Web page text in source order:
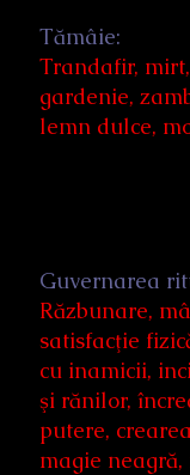
Tămâie:
Trandafir,
gardenie,
lemn dulce,
Guvernarea
Răzbunare,
satisfacţie
cu inamicii,
şi rănilor,
putere,
magie